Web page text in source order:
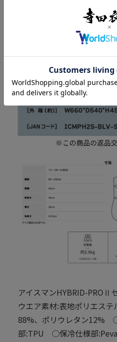
アイスマンHYBRID-PROⅡ
ウエア素材:表地ポリエス
88%、ポリウレタン12%
部:TPU ○保冷仕様部